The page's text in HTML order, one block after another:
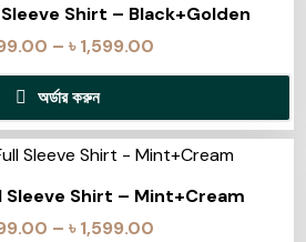
Shirt – Black+Golden
– ৳1,599.00
অর্ডার করুন
Sleeve Shirt – Mint+Cream
– ৳1,599.00